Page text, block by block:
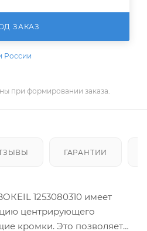
ЗАКАЗ
России
при формировании заказа.
ГАРАНТИИ
1253080310 имеет
центрирующего
кромки. Это позволяет